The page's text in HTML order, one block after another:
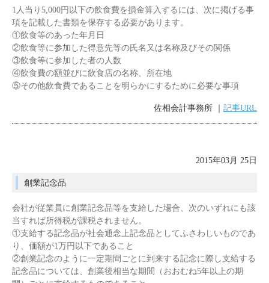
1人当り5,000円以下の飲食費を損金算入するには、次に掲げる事
項を記載した書類を保存する必要があります。
①飲食等のあった年月日
②飲食等に参加した得意先等の氏名又は名称及びその関係
③飲食等に参加した者の人数
④飲食費の額並びに飲食店の名称、所在地
⑤その他飲食費であることを明らかにするために必要な事項
佐相会計事務所 ｜ 記事URL
2015年03月 25日
創業記念品
会社が従業員に創業記念品等を支給した場合、次のいずれにも該
当すれば所得税が課税されません。
①支給する記念品が社会通念上記念品としてふさわしいものであ
り、価額が1万円以下であること
②創業記念のように一定期間ごとに到来する記念に際し支給する
記念品については、創業後相当な期間（おおむね5年以上の期